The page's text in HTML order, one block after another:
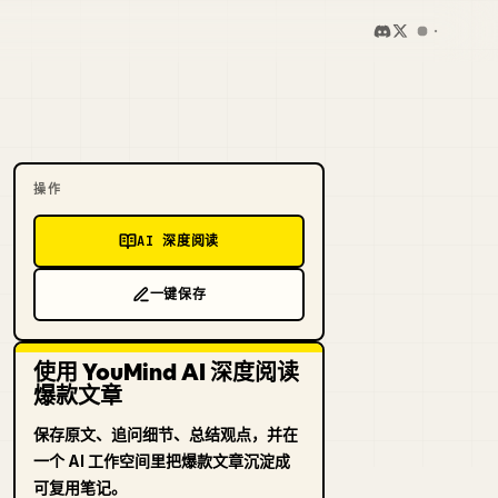
操作
AI 深度阅读
一键保存
使用 YouMind AI 深度阅读
爆款文章
保存原文、追问细节、总结观点，并在
一个 AI 工作空间里把爆款文章沉淀成
可复用笔记。